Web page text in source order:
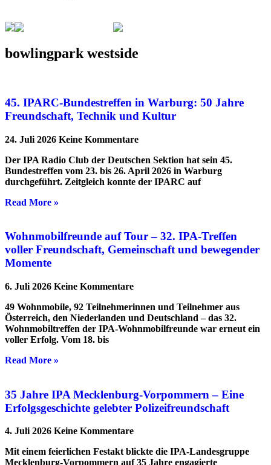
bowlingpark westside
45. IPARC-Bundestreffen in Warburg: 50 Jahre
Freundschaft, Technik und Kultur
24. Juli 2026 Keine Kommentare
Der IPA Radio Club der Deutschen Sektion hat sein 45.
Bundestreffen vom 23. bis 26. April 2026 in Warburg
durchgeführt. Zeitgleich konnte der IPARC auf
Read More »
Wohnmobilfreunde auf Tour – 32. IPA-Treffen
voller Freundschaft, Gemeinschaft und bewegender
Momente
6. Juli 2026 Keine Kommentare
49 Wohnmobile, 92 Teilnehmerinnen und Teilnehmer aus
Österreich, den Niederlanden und Deutschland – das 32.
Wohnmobiltreffen der IPA-Wohnmobilfreunde war erneut ein
voller Erfolg. Vom 18. bis
Read More »
35 Jahre IPA Mecklenburg-Vorpommern – Eine
Erfolgsgeschichte gelebter Polizeifreundschaft
4. Juli 2026 Keine Kommentare
Mit einem feierlichen Festakt blickte die IPA-Landesgruppe
Mecklenburg-Vorpommern auf 35 Jahre engagierte